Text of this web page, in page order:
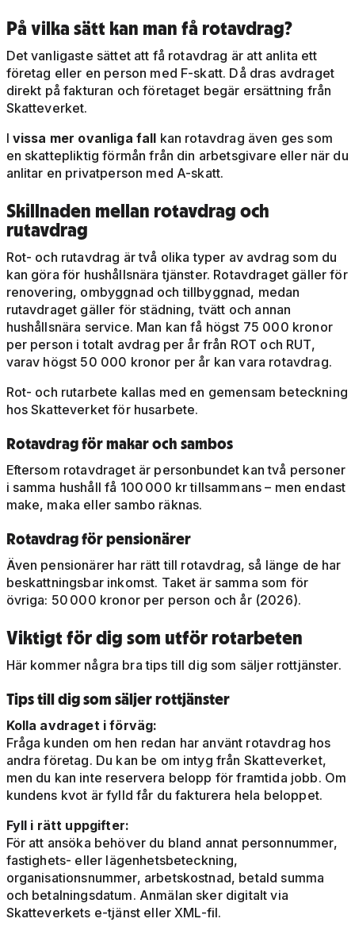
På vilka sätt kan man få rotavdrag?
Det vanligaste sättet att få rotavdrag är att anlita ett
företag eller en person med F-skatt. Då dras avdraget
direkt på fakturan och företaget begär ersättning från
Skatteverket.
I vissa mer ovanliga fall kan rotavdrag även ges som
en skattepliktig förmån från din arbetsgivare eller när du
anlitar en privatperson med A-skatt.
Skillnaden mellan rotavdrag och
rutavdrag
Rot- och rutavdrag är två olika typer av avdrag som du
kan göra för hushållsnära tjänster. Rotavdraget gäller för
renovering, ombyggnad och tillbyggnad, medan
rutavdraget gäller för städning, tvätt och annan
hushållsnära service. Man kan få högst 75 000 kronor
per person i totalt avdrag per år från ROT och RUT,
varav högst 50 000 kronor per år kan vara rotavdrag.
Rot- och rutarbete kallas med en gemensam beteckning
hos Skatteverket för husarbete.
Rotavdrag för makar och sambos
Eftersom rotavdraget är personbundet kan två personer
i samma hushåll få 100 000 kr tillsammans – men endast
make, maka eller sambo räknas.
Rotavdrag för pensionärer
Även pensionärer har rätt till rotavdrag, så länge de har
beskattningsbar inkomst. Taket är samma som för
övriga: 50 000 kronor per person och år (2026).
Viktigt för dig som utför rotarbeten
Här kommer några bra tips till dig som säljer rottjänster.
Tips till dig som säljer rottjänster
Kolla avdraget i förväg:
Fråga kunden om hen redan har använt rotavdrag hos
andra företag. Du kan be om intyg från Skatteverket,
men du kan inte reservera belopp för framtida jobb. Om
kundens kvot är fylld får du fakturera hela beloppet.
Fyll i rätt uppgifter:
För att ansöka behöver du bland annat personnummer,
fastighets- eller lägenhetsbeteckning,
organisationsnummer, arbetskostnad, betald summa
och betalningsdatum. Anmälan sker digitalt via
Skatteverkets e-tjänst eller XML-fil.